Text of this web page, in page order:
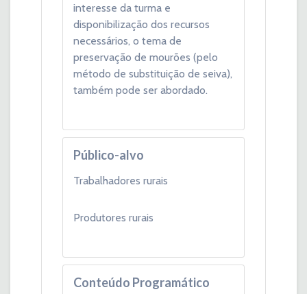
interesse da turma e
disponibilização dos recursos
necessários, o tema de
preservação de mourões (pelo
método de substituição de seiva),
também pode ser abordado.
Público-alvo
Trabalhadores rurais
Produtores rurais
Conteúdo Programático